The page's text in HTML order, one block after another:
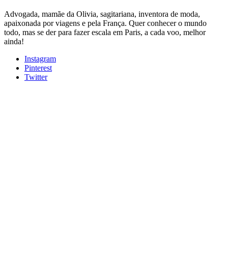
Advogada, mamãe da Olivia, sagitariana, inventora de moda,
apaixonada por viagens e pela França. Quer conhecer o mundo
todo, mas se der para fazer escala em Paris, a cada voo, melhor
ainda!
Instagram
Pinterest
Twitter